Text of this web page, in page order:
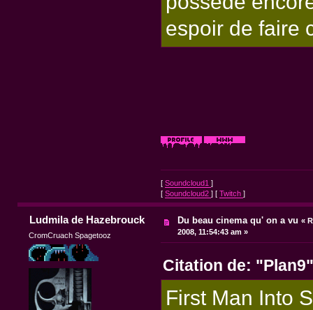
espoir de faire
[ Soundcloud1 ]
[ Soundcloud2 ] [ Twitch ]
Ludmila de Hazebrouck
CromCruach Spagetooz
Du beau cinema qu' on a vu «
2008, 11:54:43 am »
Citation de: "Plan9"
First Man Into